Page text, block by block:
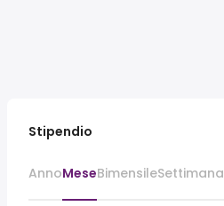
Stipendio
AnnoMeseBimensileSettimana